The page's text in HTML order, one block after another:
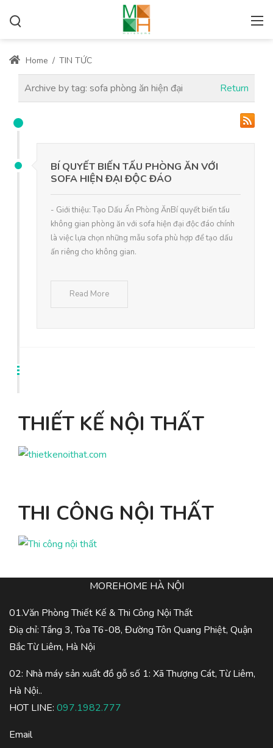
Home / TIN TỨC
Archive by tag: sofa phòng ăn hiện đại Return
BÍ QUYẾT BIẾN TẤU PHÒNG ĂN VỚI
SOFA HIỆN ĐẠI ĐỘC ĐÁO
- Giới thiệu: Tạo Dấu Ấn Phòng ĂnBí quyết biến tấu
không gian phòng ăn với sofa hiện đại độc đáo chính
là việc lựa chọn những mẫu sofa phù hợp để tạo dấu
ấn riêng cho không gian.
Read More
THIẾT KẾ NỘI THẤT
THI CÔNG NỘI THẤT
MOREHOME HÀ NỘI
01.Văn Phòng Thiết Kế & Thi Công Nội Thất
Điạ chỉ: Tầng 3, Tòa T6-08, Đường Tôn Quang Phiệt, Quận
Bắc Từ Liêm, Hà Nội
02: Nhà máy sản xuất đồ gỗ số 1: Xã Thượng Cát, Từ Liêm,
Hà Nội..
HOT LINE: 097.1982.777
Email